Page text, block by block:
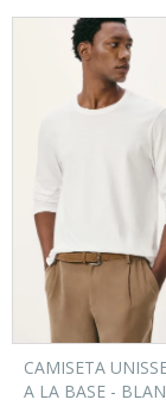
CAMISETA
A LA BASE -